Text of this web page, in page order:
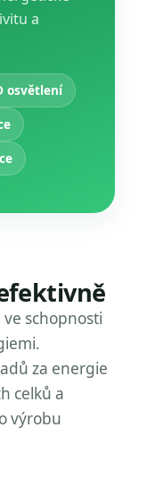
a
osvětlení
schopnosti
za energie
celků a
výrobu